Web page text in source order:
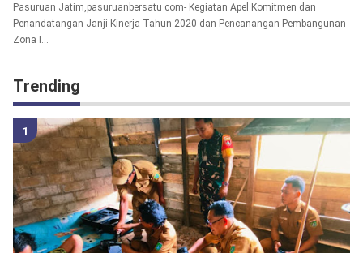
Pasuruan Jatim,pasuruanbersatu com- Kegiatan Apel Komitmen dan
Penandatangan Janji Kinerja Tahun 2020 dan Pencanangan Pembangunan
Zona I...
Trending